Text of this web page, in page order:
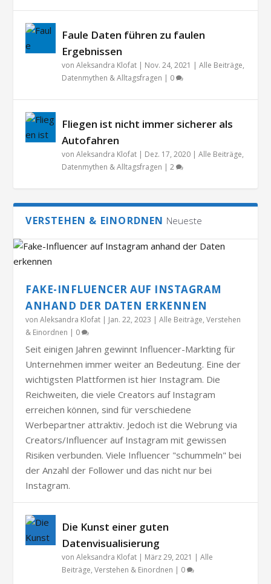
Faule Daten führen zu faulen
Ergebnissen
vonAleksandra Klofat | Nov. 24, 2021 |Alle Beiträge,
Datenmythen & Alltagsfragen | 0
Fliegen ist nicht immer sicherer als
Autofahren
vonAleksandra Klofat | Dez. 17, 2020 |Alle Beiträge,
Datenmythen & Alltagsfragen |2
VERSTEHEN & EINORDNEN Neueste
FAKE-INFLUENCER AUF INSTAGRAM
ANHAND DER DATEN ERKENNEN
vonAleksandra Klofat | Jan. 22, 2023 |Alle Beiträge,Verstehen
& Einordnen | 0
Seit einigen Jahren gewinnt Influencer-Markting für
Unternehmen immer weiter an Bedeutung. Eine der
wichtigsten Plattformen ist hier Instagram. Die
Reichweiten, die viele Creators auf Instagram
erreichen können, sind für verschiedene
Werbepartner attraktiv. Jedoch ist die Webrung via
Creators/Influencer auf Instagram mit gewissen
Risiken verbunden. Viele Influencer "schummeln" bei
der Anzahl der Follower und das nicht nur bei
Instagram.
Die Kunst einer guten
Datenvisualisierung
vonAleksandra Klofat | März 29, 2021 |Alle
Beiträge,Verstehen & Einordnen | 0